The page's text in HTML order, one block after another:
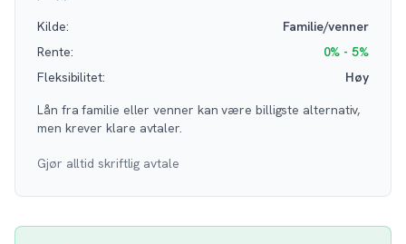
Kilde:
Familie/venner
Rente:
0% - 5%
Fleksibilitet:
Høy
Lån fra familie eller venner kan være billigste alternativ,
men krever klare avtaler.
Gjør alltid skriftlig avtale